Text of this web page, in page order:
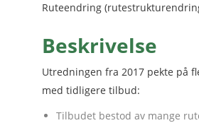
Ruteendring
Beskrivelse
Utredningen fra 2017 pekte på
med tidligere tilbud:
Tilbudet bestod av mange